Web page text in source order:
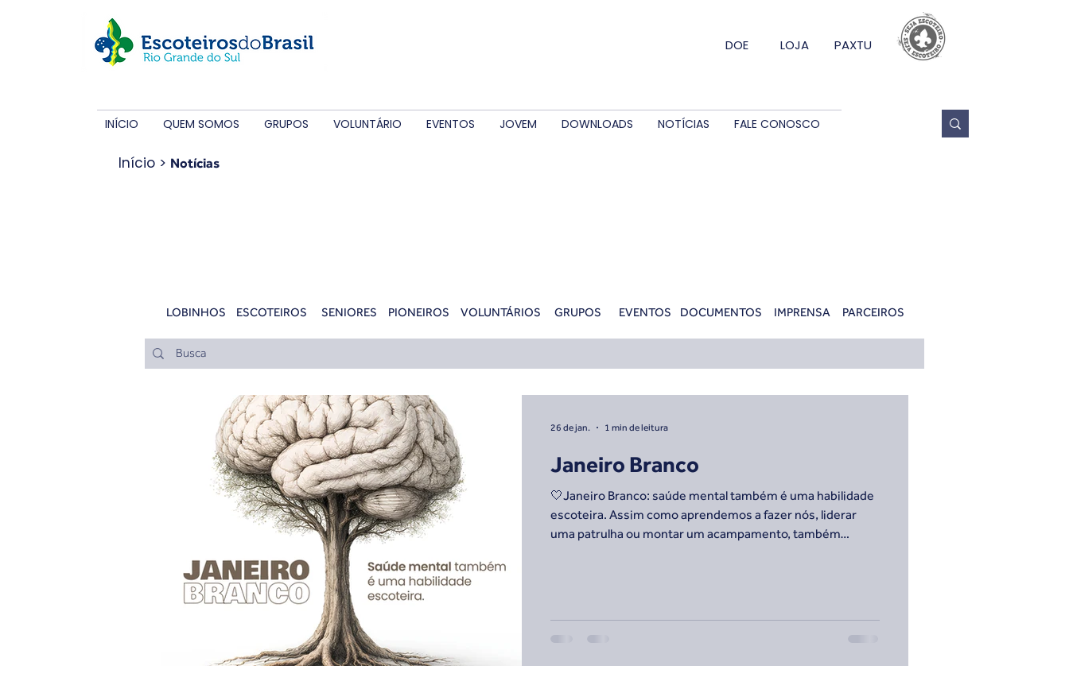
DOE LOJA PAXTU
INÍCIO QUEM SOMOS GRUPOS VOLUNTÁRIO EVENTOS JOVEM DOWNLOADS NOTÍCIAS FALE CONOSCO
Início > Notícias
LOBINHOS ESCOTEIROS SENIORES PIONEIROS VOLUNTÁRIOS GRUPOS EVENTOS DOCUMENTOS IMPRENSA PARCEIROS
Janeiro Branco
🤍Janeiro Branco: saúde mental também é uma habilidade
escoteira. Assim como aprendemos a fazer nós, liderar
uma patrulha ou montar um acampamento, também
#Cu
26 de jan. 1 min de leitura